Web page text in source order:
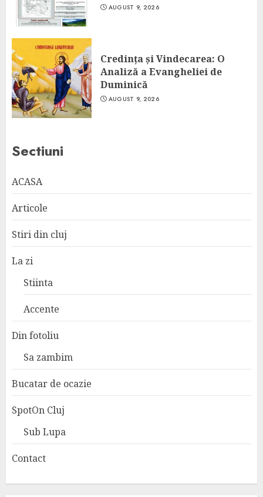
AUGUST 9, 2026
Credința și Vindecarea: O
Analiză a Evangheliei de
Duminică
AUGUST 9, 2026
Sectiuni
ACASA
Articole
Stiri din cluj
La zi
Stiinta
Accente
Din fotoliu
Sa zambim
Bucatar de ocazie
SpotOn Cluj
Sub Lupa
Contact